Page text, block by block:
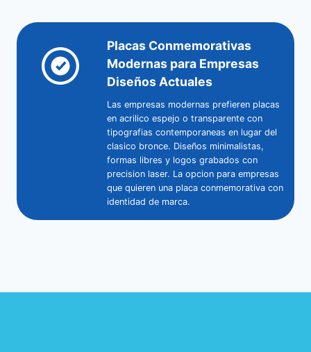
Placas Conmemorativas
Modernas para Empresas
Diseños Actuales
Las empresas modernas prefieren placas
en acrilico espejo o transparente con
tipografias contemporaneas en lugar del
clasico bronce. Diseños minimalistas,
formas libres y logos grabados con
precision laser. La opcion para empresas
que quieren una placa conmemorativa con
identidad de marca.